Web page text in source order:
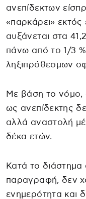
ανεπίδεκτων
«παρκάρει»
αυξάνεται στα
πάνω από το 1/3
ληξιπρόθεσμων
Με βάση το νόμο,
ως ανεπίδεκτης
αλλά αναστολή
δέκα ετών.
Κατά το διάστημα
παραγραφή, δεν
ενημερότητα και